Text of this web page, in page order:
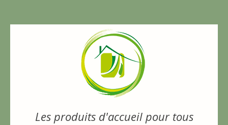
Les produits d'accueil pour tous